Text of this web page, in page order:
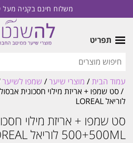
משלוח חינם בקניה מעל 199 ש"ח
תפריט
עמוד הבית/ מוצרי שיער/ שמפו לשיער
לוריאל LOREAL
סט שמפו + אריזת מילוי
500+500ML לוריאל LOREAL